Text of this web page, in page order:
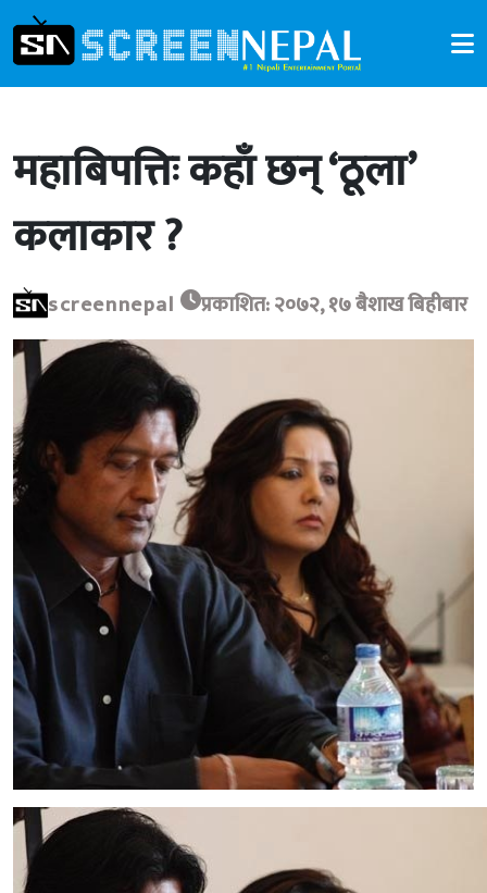
महाबिपत्तिः कहाँ छन् ‘ठूला’
कलाकार ?
screennepal प्रकाशित: २०७२, १७ बैशाख बिहीबार